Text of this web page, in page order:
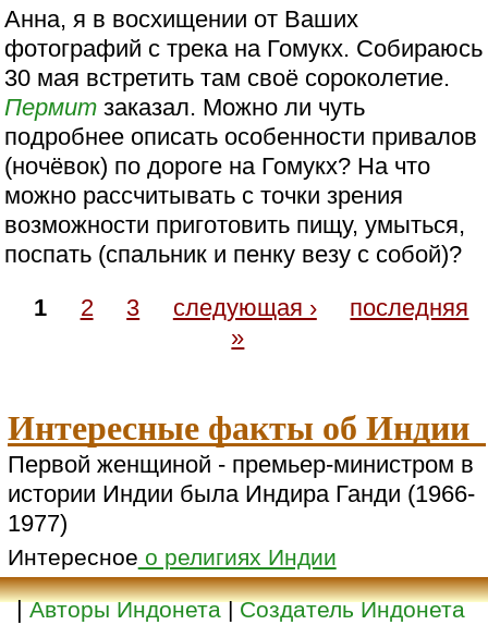
Анна, я в восхищении от Ваших
фотографий с трека на Гомукх. Собираюсь
30 мая встретить там своё сороколетие.
Пермит заказал. Можно ли чуть
подробнее описать особенности привалов
(ночёвок) по дороге на Гомукх? На что
можно рассчитывать с точки зрения
возможности приготовить пищу, умыться,
поспать (спальник и пенку везу с собой)?
1
2 3 следующая ›
последняя
»
Интересные факты об Индии
Первой женщиной - премьер-министром в
истории Индии была Индира Ганди (1966-
1977)
Интересное о религиях Индии
|Авторы Индонета|Создатель Индонета